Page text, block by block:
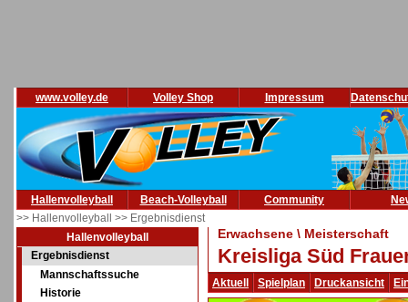
www.volley.de Volley Shop Impressum
Hallenvolleyball Beach-Volleyball Community
>> Hallenvolleyball >> Ergebnisdienst
Hallenvolleyball
Ergebnisdienst
Mannschaftssuche
Historie
Erwachsene \ Meisterschaft
Kreisliga Süd
Aktuell Spielplan Druckansicht